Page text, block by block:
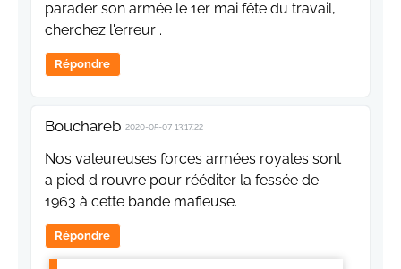
parader son armée le 1er mai fête du travail,
cherchez l'erreur .
Répondre
Bouchareb 2020-05-07 13:17:22
Nos valeureuses forces armées royales sont
a pied d rouvre pour rééditer la fessée de
1963 à cette bande mafieuse.
Répondre